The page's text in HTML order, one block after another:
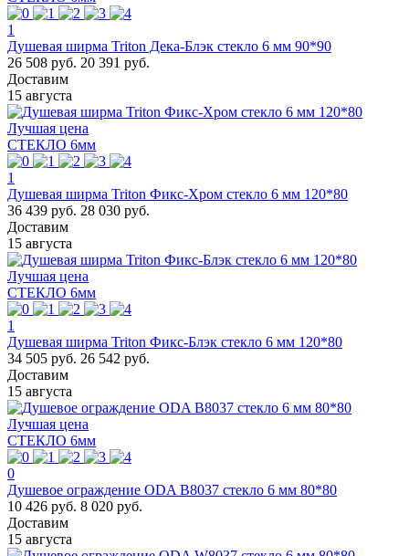
1
Душевая ширма Triton Дека-Блэк стекло 6 мм 90*90
26 508 руб. 20 391 руб.
Доставим
15 августа
Лучшая цена
СТЕКЛО 6мм
1
Душевая ширма Triton Фикс-Хром стекло 6 мм 120*80
36 439 руб. 28 030 руб.
Доставим
15 августа
Лучшая цена
СТЕКЛО 6мм
1
Душевая ширма Triton Фикс-Блэк стекло 6 мм 120*80
34 505 руб. 26 542 руб.
Доставим
15 августа
Лучшая цена
СТЕКЛО 6мм
0
Душевое ограждение ODA B8037 стекло 6 мм 80*80
10 426 руб. 8 020 руб.
Доставим
15 августа